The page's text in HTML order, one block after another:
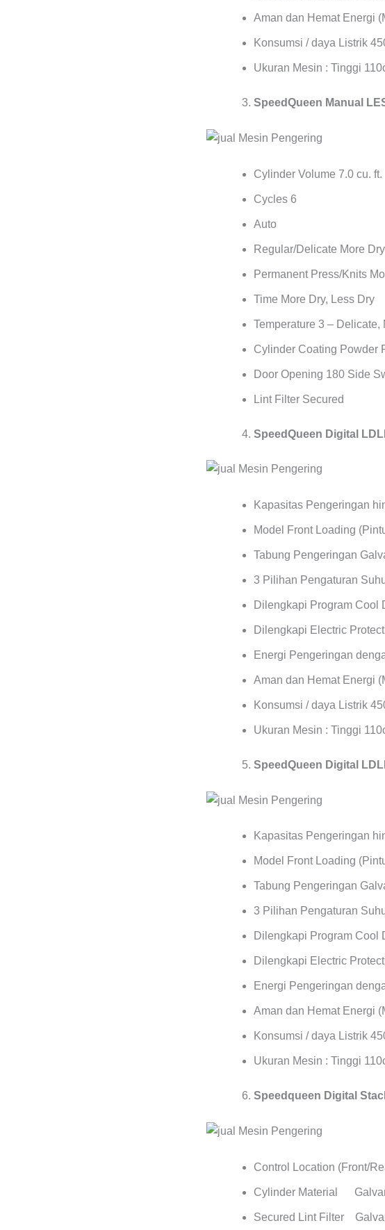
Aman dan Hemat Energi
Konsumsi / daya Listrik
Ukuran Mesin : Tinggi
SpeedQueen Manual
Cylinder Volume 7.0 cu. ft.
Cycles 6
Auto
Regular/Delicate More
Permanent Press/Knits
Time More Dry, Less Dry
Temperature 3 –
Cylinder Coating Powder
Door Opening 180 Side
Lint Filter Secured
SpeedQueen Digital
Kapasitas Pengeringan
Model Front Loading
Tabung Pengeringan
3 Pilihan Pengaturan
Dilengkapi Program Cool
Dilengkapi Electric
Energi Pengeringan
Aman dan Hemat Energi
Konsumsi / daya Listrik
Ukuran Mesin : Tinggi
SpeedQueen Digital
Kapasitas Pengeringan
Model Front Loading
Tabung Pengeringan
3 Pilihan Pengaturan
Dilengkapi Program Cool
Dilengkapi Electric
Energi Pengeringan
Aman dan Hemat Energi
Konsumsi / daya Listrik
Ukuran Mesin : Tinggi
Speedqueen Digital
Control Location
Cylinder Material
Secured Lint Filter